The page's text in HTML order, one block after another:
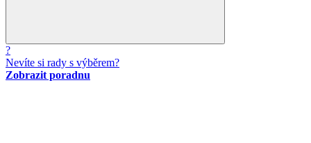
?
Nevíte si rady s výběrem?
Zobrazit poradnu